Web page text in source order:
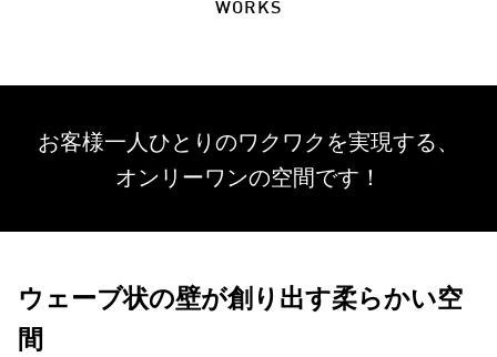
WORKS
お客様一人ひとりのワクワクを実現する、
オンリーワンの空間です！
ウェーブ状の壁が創り出す柔らかい空
間